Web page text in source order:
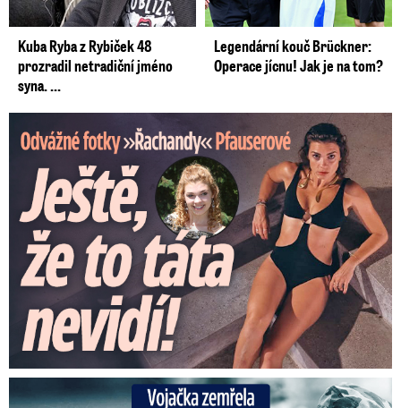
Kuba Ryba z Rybiček 48
prozradil netradiční jméno
syna. ...
Legendární kouč Brückner:
Operace jícnu! Jak je na tom?
Odvážné fotky Denisy Pfauserové: Ještě, že to táta nevidí
Vojačka zemřela po pádu vrtulníku: Dojemné vzpomínky na ...